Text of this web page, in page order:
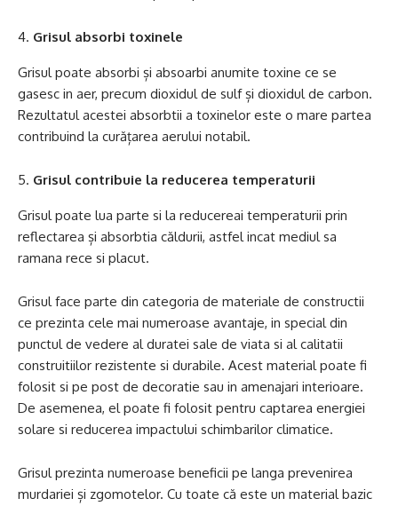
Grisul absorbi toxinele
Grisul poate absorbi și absoarbi anumite toxine ce se
gasesc in aer, precum dioxidul de sulf și dioxidul de carbon.
Rezultatul acestei absorbtii a toxinelor este o mare partea
contribuind la curățarea aerului notabil.
Grisul contribuie la reducerea temperaturii
Grisul poate lua parte si la reducereai temperaturii prin
reflectarea și absorbtia căldurii, astfel incat mediul sa
ramana rece si placut.
Grisul face parte din categoria de materiale de constructii
ce prezinta cele mai numeroase avantaje, in special din
punctul de vedere al duratei sale de viata si al calitatii
construitiilor rezistente si durabile. Acest material poate fi
folosit si pe post de decoratie sau in amenajari interioare.
De asemenea, el poate fi folosit pentru captarea energiei
solare si reducerea impactului schimbarilor climatice.
Grisul prezinta numeroase beneficii pe langa prevenirea
murdariei și zgomotelor. Cu toate că este un material bazic